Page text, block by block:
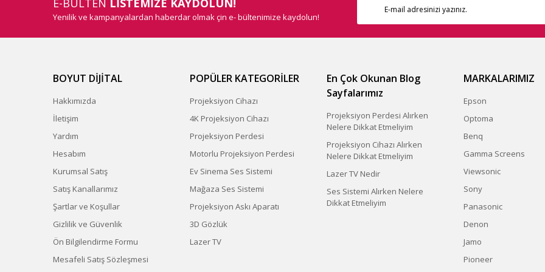
E-BÜLTEN LİSTEMİZE KAYDOLUN!
Yenilik ve kampanyalardan haberdar olmak çin e- bültenimize kaydolun!
BOYUT DİJİTAL
Hakkımızda
İletişim
Yardım
Hesabım
Kurumsal Satış
Satış Kanallarımız
Şartlar ve Koşullar
Gizlilik ve Güvenlik
Ön Bilgilendirme Formu
Mesafeli Satış Sözleşmesi
POPÜLER KATEGORİLER
Projeksiyon Cihazı
4K Projeksiyon Cihazı
Projeksiyon Perdesi
Motorlu Projeksiyon Perdesi
Ev Sinema Ses Sistemi
Mağaza Ses Sistemi
Projeksiyon Askı Aparatı
3D Gözlük
Lazer TV
En Çok Okunan Blog
Sayfalarımız
Projeksiyon Perdesi Alırken
Nelere Dikkat Etmeliyim
Projeksiyon Cihazı Alırken
Nelere Dikkat Etmeliyim
Lazer TV Nedir
Ses Sistemi Alırken Nelere
Dikkat Etmeliyim
MARKALARIMIZ
Epson
Optoma
Benq
Gamma Screens
Viewsonic
Sony
Panasonic
Denon
Jamo
Pioneer